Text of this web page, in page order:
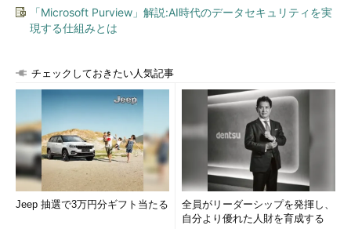
「Microsoft Purview」解説:AI時代のデータセキュリティを実
現する仕組みとは
チェックしておきたい人気記事
Jeep 抽選で3万円分ギフト当たる
全員がリーダーシップを発揮し、
自分より優れた人財を育成する